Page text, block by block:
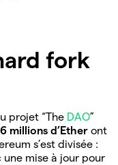
fork
projet “The DAO”
millions d’Ether ont
s’est divisée :
une mise à jour pour